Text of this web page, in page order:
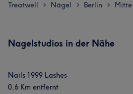
Treatwell > Nägel > Berlin > Mitte
Nagelstudios in der Nähe
Nails 1999 Lashes
0,6 Km entfernt